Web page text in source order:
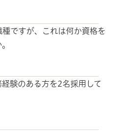
ですが、これは何か資格を
験のある方を2名採用して